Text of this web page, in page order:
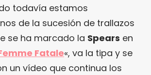
todavía estamos
de la sucesión de trallazos
se ha marcado la Spears en
Fatale«, va la tipa y se
un vídeo que continua los